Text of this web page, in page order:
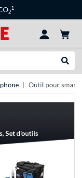
2
1
Outil pour
Set d'outils